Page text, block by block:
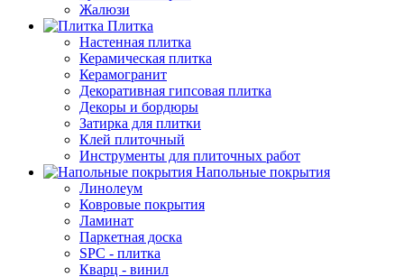
Жалюзи
Плитка
Настенная плитка
Керамическая плитка
Керамогранит
Декоративная гипсовая плитка
Декоры и бордюры
Затирка для плитки
Клей плиточный
Инструменты для плиточных работ
Напольные покрытия
Линолеум
Ковровые покрытия
Ламинат
Паркетная доска
SPC - плитка
Кварц - винил